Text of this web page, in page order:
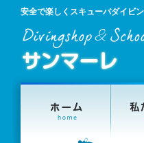
安全で楽しくスキューバダイビ